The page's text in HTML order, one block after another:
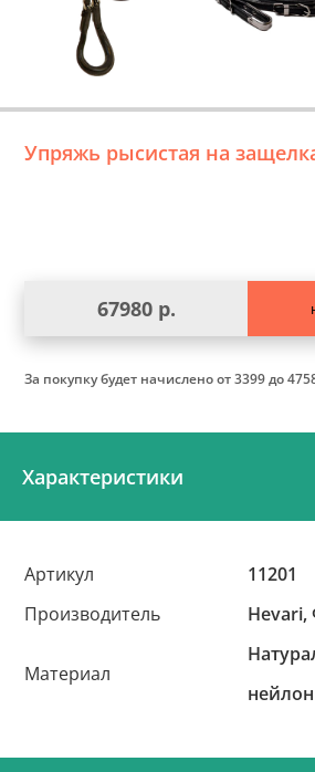
Упряжь рысистая на
67980 р.
За покупку будет начисленоот 3399 до
Характеристики
Артикул
11201
Производитель
Материал
нейлон